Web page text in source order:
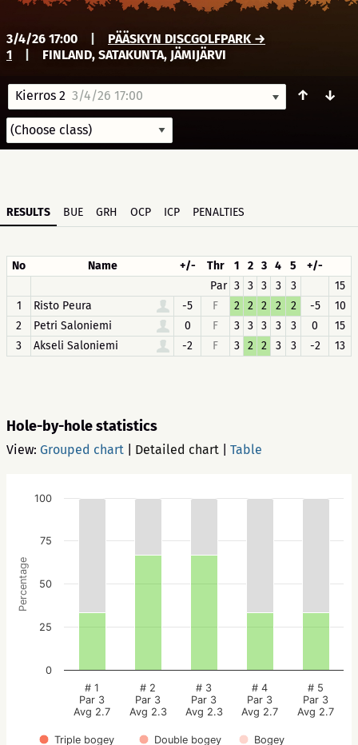
3/4/26 17:00
PÄÄSKYN DISCGOLFPARK →
1
FINLAND, SATAKUNTA, JÄMIJÄRVI
Kierros 2 3/4/26 17:00 ↑ ↓
RESULTS BUE GRH OCP ICP PENALTIES
No Name +/- Thr 1 2 3 4 5
+/-
Par 3 3 3 3 3
15
1
Risto Peura -5 F 2 2 2 2 2 -5
10
2
Petri Saloniemi 0 F 3 3 3 3 3 0
15
3
Akseli Saloniemi -2 F 3 2 2 3 3 -2 13
Hole-by-hole statistics
View: Grouped chart Detailed chart Table
Percentage
Triple bogey Double bogey Bogey
# 1
Par 3
Avg 2.7
# 2
Par 3
Avg 2.3
# 3
Par 3
Avg 2.3
# 4
Par 3
Avg 2.7
# 5
Par 3
Avg 2.7
0
25
50
75
100